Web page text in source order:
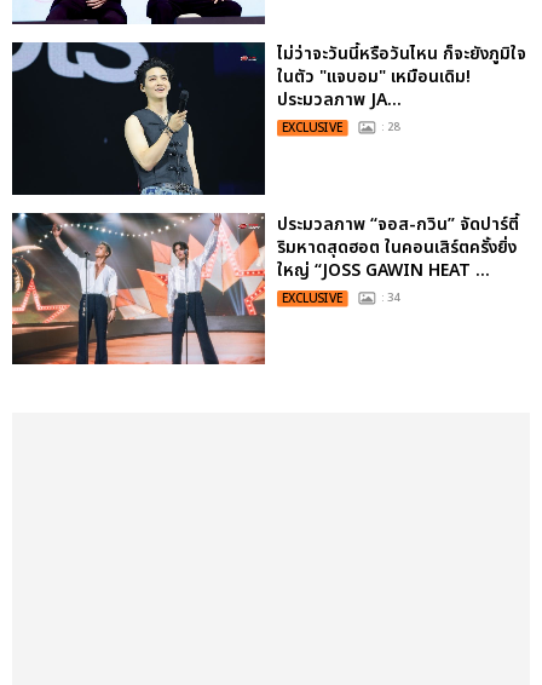
ไม่ว่าจะวันนี้หรือวันไหน ก็จะยังภูมิใจ
ในตัว "แจบอม" เหมือนเดิม!
ประมวลภาพ JA...
EXCLUSIVE : 28
ประมวลภาพ “จอส-กวิน” จัดปาร์ตี้
ริมหาดสุดฮอต ในคอนเสิร์ตครั้งยิ่ง
ใหญ่ “JOSS GAWIN HEAT ...
EXCLUSIVE : 34